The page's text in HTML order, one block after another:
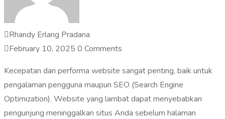
Rhandy Erlang Pradana
February 10, 2025 0 Comments
Kecepatan dan performa website sangat penting, baik untuk
pengalaman pengguna maupun SEO (Search Engine
Optimization). Website yang lambat dapat menyebabkan
pengunjung meninggalkan situs Anda sebelum halaman